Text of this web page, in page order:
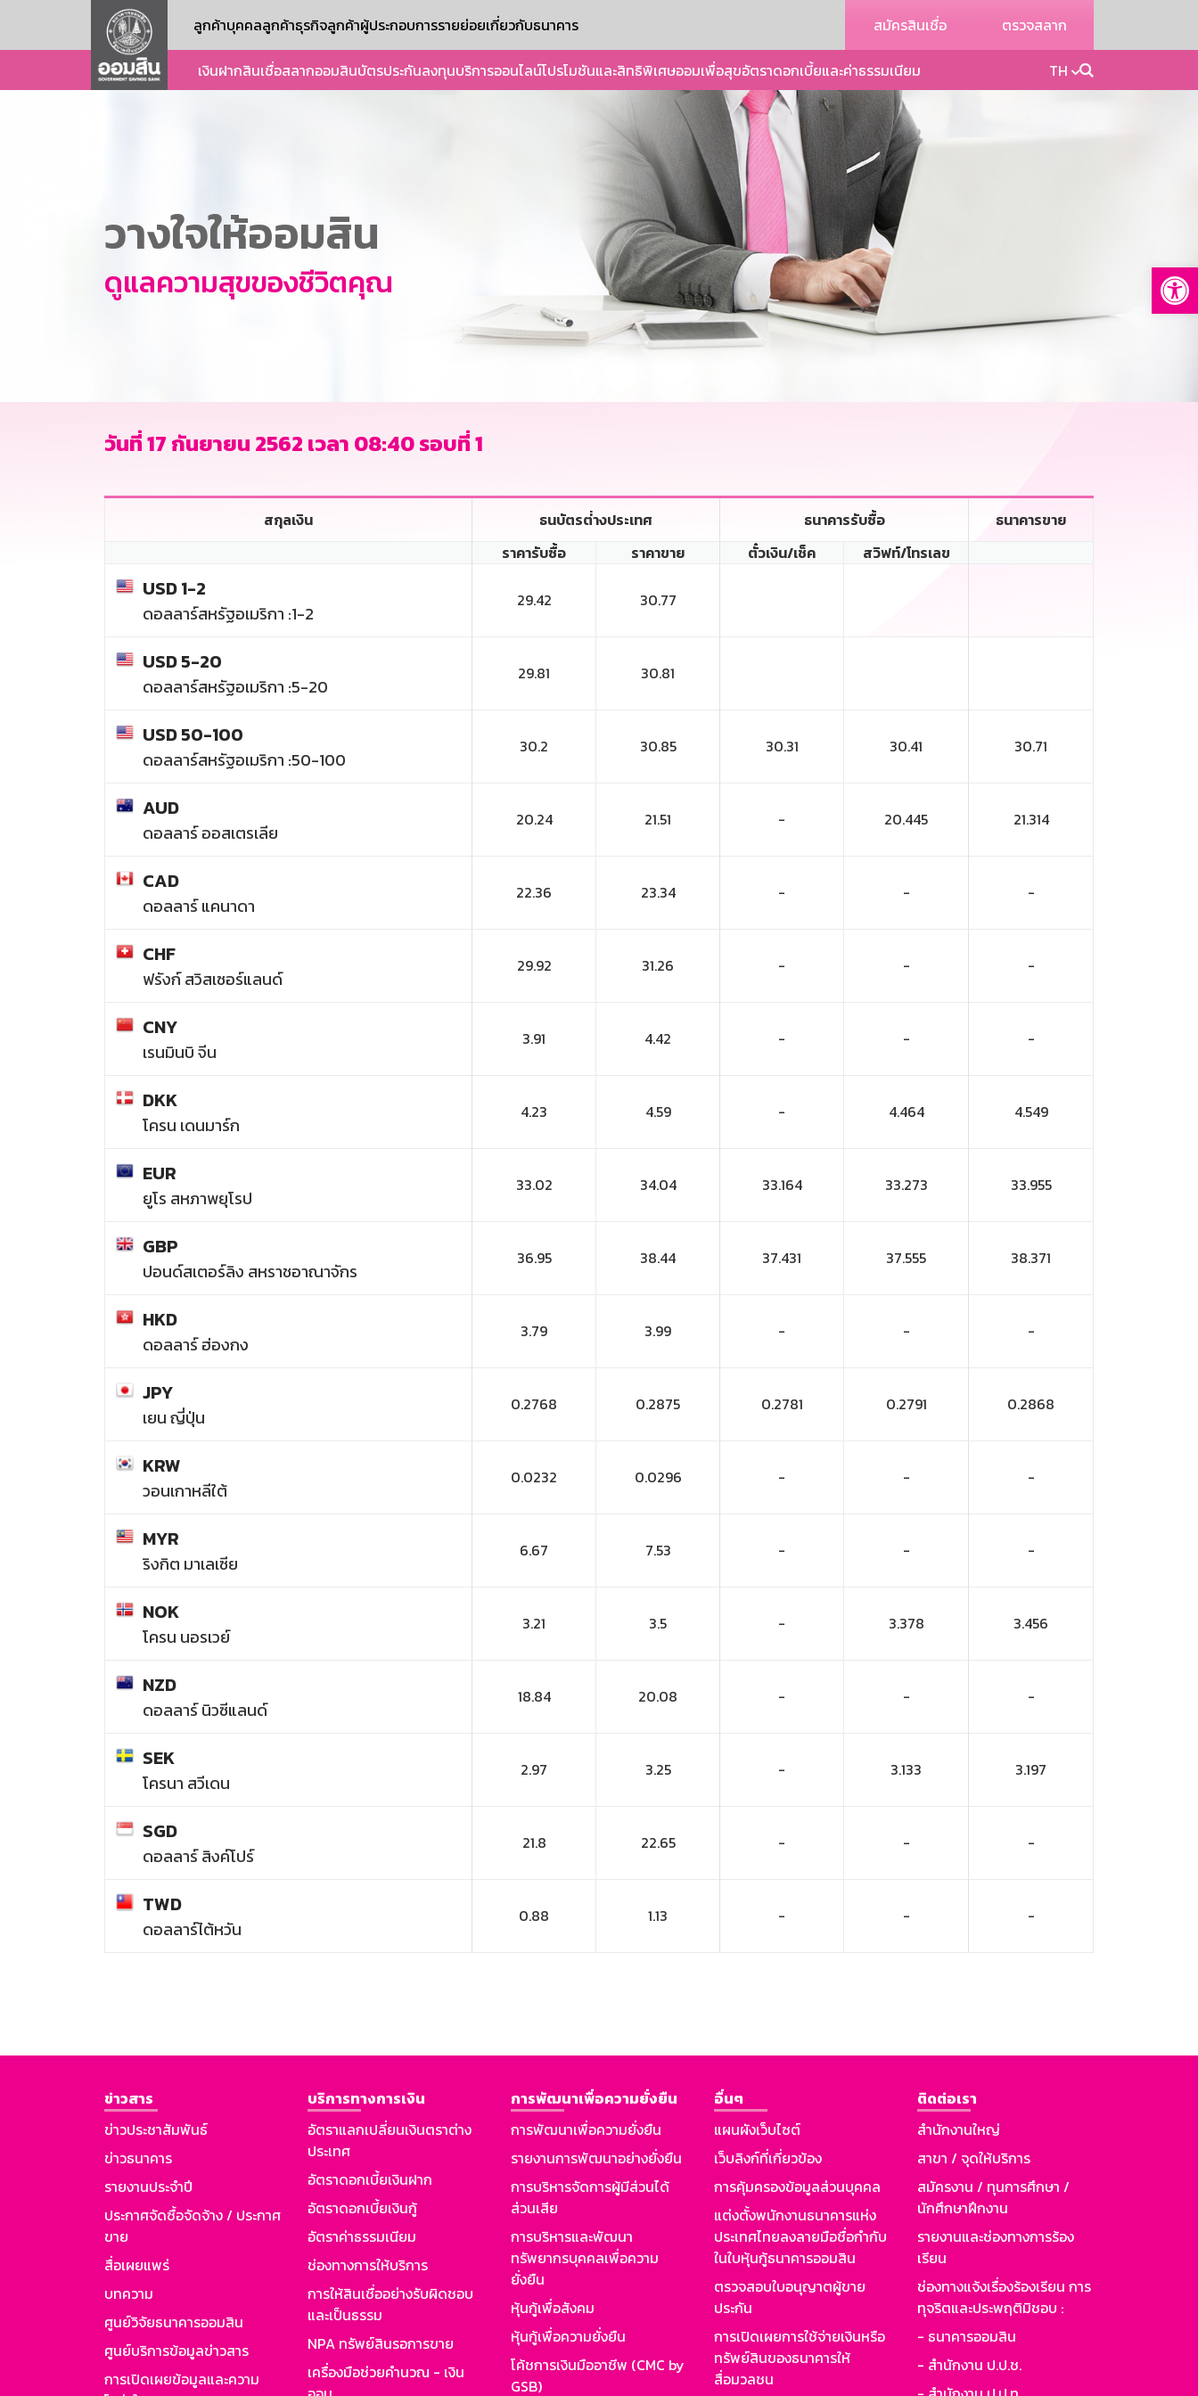
ลูกค้าบุคคลลูกค้าธุรกิจลูกค้าผู้ประกอบการรายย่อยเกี่ยวกับธนาคาร สมัครสินเชื่อ ตรวจสลาก
เงินฝากสินเชื่อสลากออมสินบัตรประกันลงทุนบริการออนไลน์โปรโมชันและสิทธิพิเศษออมเพื่อสุขอัตราดอกเบี้ยและค่าธรรมเนียม TH
วางใจให้ออมสิน
ดูแลความสุขของชีวิตคุณ
วันที่ 17 กันยายน 2562 เวลา 08:40 รอบที่ 1
สกุลเงิน ธนบัตรต่่างประเทศ ธนาคารรับซื้อ
ธนาคารขาย
ราคารับซื้อ
ราคาขาย ตั๋วเงิน/เช็ค สวิฟท์/โทรเลข
USD 1-2
ดอลลาร์สหรัฐอเมริกา :1-2
29.42 30.77
USD 5-20
ดอลลาร์สหรัฐอเมริกา :5-20
29.81 30.81
USD 50-100
ดอลลาร์สหรัฐอเมริกา :50-100
30.2 30.85 30.31 30.41 30.71
AUD
ดอลลาร์ ออสเตรเลีย
20.24 21.51 - 20.445 21.314
CAD
ดอลลาร์ แคนาดา
22.36 23.34 - - -
CHF
ฟรังก์ สวิสเซอร์แลนด์
29.92 31.26 - - -
CNY
เรนมินบิ จีน
3.91 4.42 - - -
DKK
โครน เดนมาร์ก
4.23 4.59 - 4.464 4.549
EUR
ยูโร สหภาพยุโรป
33.02 34.04 33.164 33.273 33.955
GBP
ปอนด์สเตอร์ลิง สหราชอาณาจักร
36.95 38.44 37.431 37.555 38.371
HKD
ดอลลาร์ ฮ่องกง
3.79 3.99 - - -
JPY
เยน ญี่ปุ่น
0.2768 0.2875 0.2781 0.2791 0.2868
KRW
วอนเกาหลีใต้
0.0232 0.0296 - - -
MYR
ริงกิต มาเลเซีย
6.67 7.53 - - -
NOK
โครน นอรเวย์
3.21 3.5 - 3.378 3.456
NZD
ดอลลาร์ นิวซีแลนด์
18.84 20.08 - - -
SEK
โครนา สวีเดน
2.97 3.25 - 3.133 3.197
SGD
ดอลลาร์ สิงค์โปร์
21.8 22.65 - - -
TWD
ดอลลาร์ไต้หวัน
0.88 1.13 - - -
ข่าวสาร
ข่าวประชาสัมพันธ์
ข่าวธนาคาร
รายงานประจำปี
ประกาศจัดซื้อจัดจ้าง / ประกาศ
ขาย
สื่อเผยแพร่
บทความ
ศูนย์วิจัยธนาคารออมสิน
ศูนย์บริการข้อมูลข่าวสาร
การเปิดเผยข้อมูลและความ
บริการทางการเงิน
อัตราแลกเปลี่ยนเงินตราต่าง
ประเทศ
อัตราดอกเบี้ยเงินฝาก
อัตราดอกเบี้ยเงินกู้
อัตราค่าธรรมเนียม
ช่องทางการให้บริการ
การให้สินเชื่ออย่างรับผิดชอบ
และเป็นธรรม
NPA ทรัพย์สินรอการขาย
เครื่องมือช่วยคำนวณ - เงิน
การพัฒนาเพื่อความยั่งยืน
การพัฒนาเพื่อความยั่งยืน
รายงานการพัฒนาอย่างยั่งยืน
การบริหารจัดการผู้มีส่วนได้
ส่วนเสีย
การบริหารและพัฒนา
ทรัพยากรบุคคลเพื่อความ
ยั่งยืน
หุ้นกู้เพื่อสังคม
หุ้นกู้เพื่อความยั่งยืน
โค้ชการเงินมืออาชีพ (CMC by
GSB)
อื่นๆ
แผนผังเว็บไซต์
เว็บลิงก์ที่เกี่ยวข้อง
การคุ้มครองข้อมูลส่วนบุคคล
แต่งตั้งพนักงานธนาคารแห่ง
ประเทศไทยลงลายมือชื่อกำกับ
ในใบหุ้นกู้ธนาคารออมสิน
ตรวจสอบใบอนุญาตผู้ขาย
ประกัน
การเปิดเผยการใช้จ่ายเงินหรือ
ทรัพย์สินของธนาคารให้
สื่อมวลชน
ติดต่อเรา
สำนักงานใหญ่
สาขา / จุดให้บริการ
สมัครงาน / ทุนการศึกษา /
นักศึกษาฝึกงาน
รายงานและช่องทางการร้อง
เรียน
ช่องทางแจ้งเรื่องร้องเรียน การ
ทุจริตและประพฤติมิชอบ :
- ธนาคารออมสิน
- สำนักงาน ป.ป.ช.